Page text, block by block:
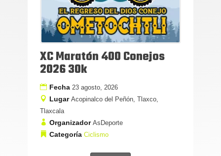
XC Maratón 400 Conejos
2026 30k
Fecha 23 agosto, 2026
Lugar Acopinalco del Peñón, Tlaxco,
Tlaxcala
Organizador AsDeporte
Categoría Ciclismo